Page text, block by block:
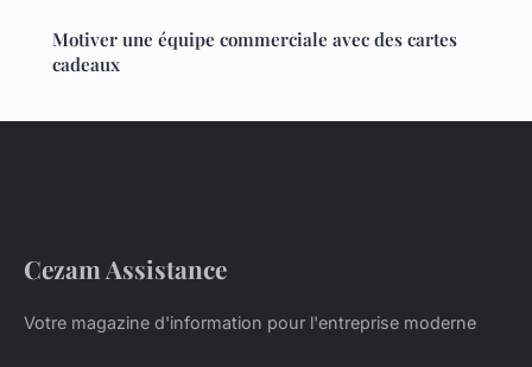
Motiver une équipe commerciale avec des cartes
cadeaux
Cezam Assistance
Votre magazine d'information pour l'entreprise moderne